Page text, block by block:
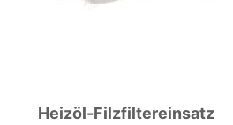
Heizöl-Filzfiltereinsatz